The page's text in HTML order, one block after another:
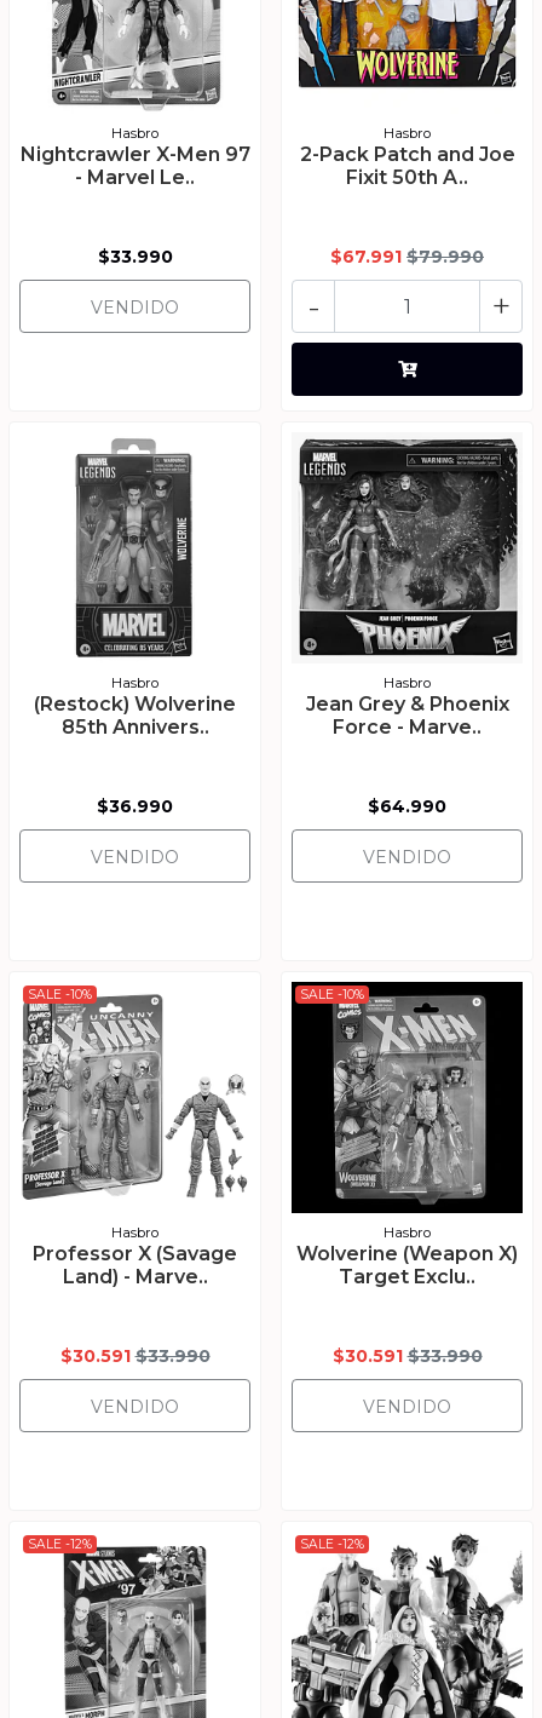
Hasbro
Nightcrawler X-Men 97
- Marvel Le..
$33.990
VENDIDO
Hasbro
2-Pack Patch and Joe
Fixit 50th A..
$67.991 $79.990
+
-
Hasbro
(Restock) Wolverine
85th Annivers..
$36.990
VENDIDO
Hasbro
Jean Grey & Phoenix
Force - Marve..
$64.990
VENDIDO
SALE -10%
Hasbro
Professor X (Savage
Land) - Marve..
$30.591 $33.990
VENDIDO
SALE -10%
Hasbro
Wolverine (Weapon X)
Target Exclu..
$30.591 $33.990
VENDIDO
SALE -12% SALE -12%